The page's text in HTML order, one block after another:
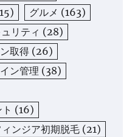
グルメ (163)
リティ (28)
取得 (26)
ン管理 (38)
(16)
ィンジア初期脱毛 (21)